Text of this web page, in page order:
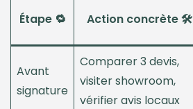
Étape 🔁 Action concrète 🛠️
Avant
signature
Comparer 3 devis,
visiter showroom,
vérifier avis locaux